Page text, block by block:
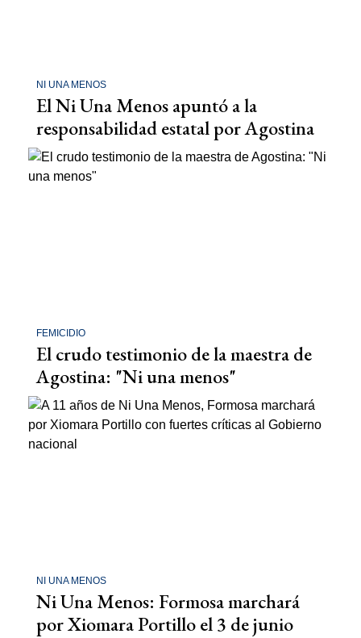
NI UNA MENOS
El Ni Una Menos apuntó a la
responsabilidad estatal por Agostina
FEMICIDIO
El crudo testimonio de la maestra de
Agostina: "Ni una menos"
NI UNA MENOS
Ni Una Menos: Formosa marchará
por Xiomara Portillo el 3 de junio